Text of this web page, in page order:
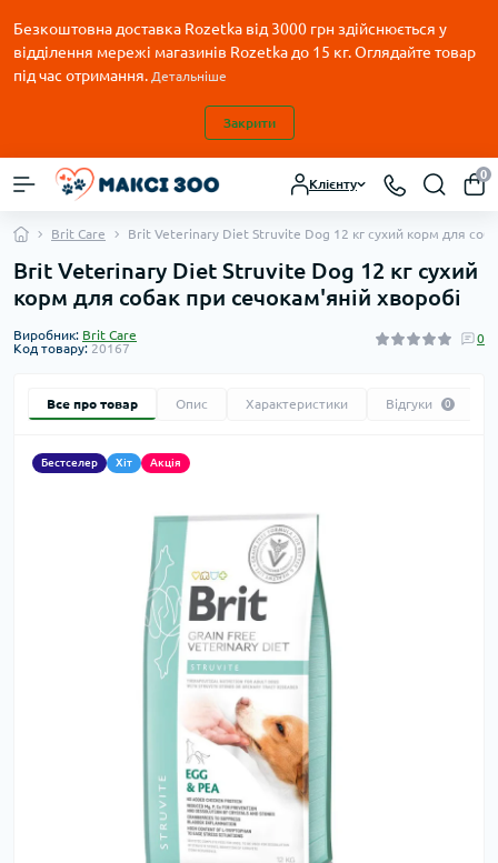
Безкоштовна доставка Rozetka від 3000 грн здійснюється у
відділення мережі магазинів Rozetka до 15 кг. Оглядайте товар
під час отримання. Детальніше
Закрити
Клієнту
0
Brit Care Brit Veterinary Diet Struvite Dog 12 кг сухий корм для
Brit Veterinary Diet Struvite Dog 12 кг сухий
корм для собак при сечокам'яній хворобі
Виробник: Brit Care
Код товару: 20167
0
Все про товар Опис Характеристики Відгуки 0
Бестселер Хіт Акція